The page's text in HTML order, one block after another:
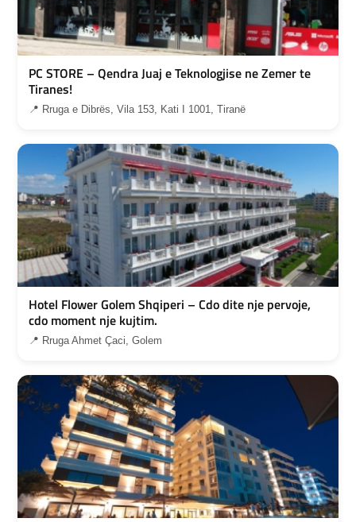
PC STORE – Qendra Juaj e Teknologjise ne Zemer te
Tiranes!
📍 Rruga e Dibrës, Vila 153, Kati I 1001, Tiranë
Hotel Flower Golem Shqiperi – Cdo dite nje pervoje,
cdo moment nje kujtim.
📍 Rruga Ahmet Çaci, Golem